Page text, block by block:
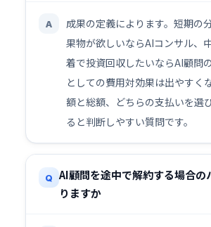
A
成果の定義によります。短期の
果物が欲しいならAIコンサル、
着で投資回収したいならAI顧問
としての費用対効果は出やすく
額と総額、どちらの支払いを選
ると判断しやすい質問です。
Q
AI顧問を途中で解約する場合の
りますか